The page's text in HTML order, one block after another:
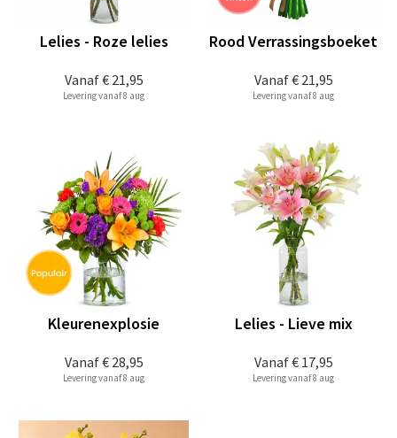
Vanaf€ 21,95
Lelies - Roze lelies
Levering vanaf 8 aug
Vanaf€ 21,95
Rood Verrassingsboeket
Levering vanaf 8 aug
Vanaf€ 28,95
Kleurenexplosie
Levering vanaf 8 aug
Vanaf€ 17,95
Lelies - Lieve mix
Levering vanaf 8 aug